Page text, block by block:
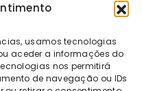
usamos tecnologias
aceder a informações do
nos permitirá
de navegação ou IDs
legal em vigor. Todos